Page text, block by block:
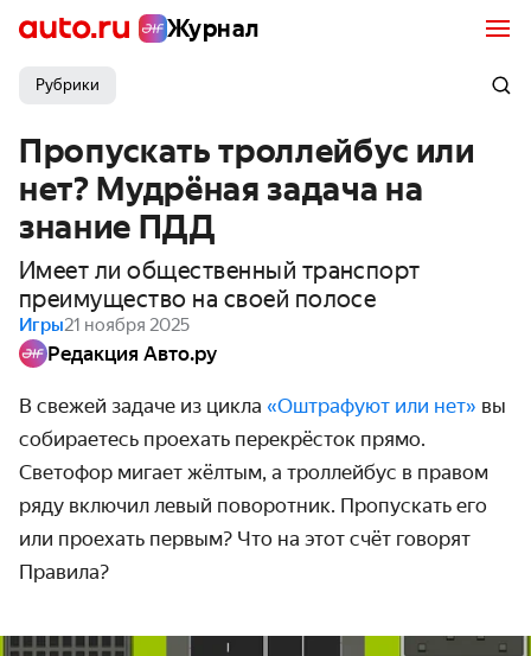
Журнал
Рубрики
Пропускать троллейбус или
нет? Мудрёная задача на
знание ПДД
Имеет ли общественный транспорт
преимущество на своей полосе
Игры21 ноября 2025
Редакция Авто.ру
В свежей задаче из цикла «Оштрафуют или нет» вы
собираетесь проехать перекрёсток прямо.
Светофор мигает жёлтым, а троллейбус в правом
ряду включил левый поворотник. Пропускать его
или проехать первым? Что на этот счёт говорят
Правила?